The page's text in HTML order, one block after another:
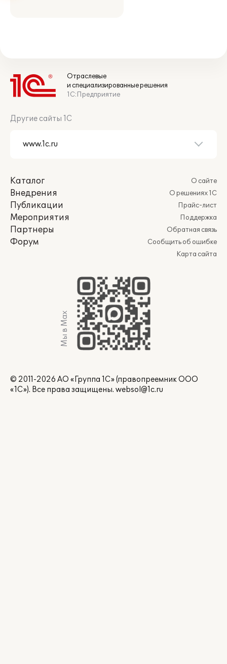
Отраслевые
и специализированные решения
1С:Предприятие
Другие сайты 1С
Каталог
Внедрения
Публикации
Мероприятия
Партнеры
Форум
О сайте
О решениях 1С
Прайс-лист
Поддержка
Обратная связь
Сообщить об ошибке
Карта сайта
Мы в Max
© 2011-2026 АО «Группа 1С» (правопреемник ООО
«1С»). Все права защищены. websol@1c.ru